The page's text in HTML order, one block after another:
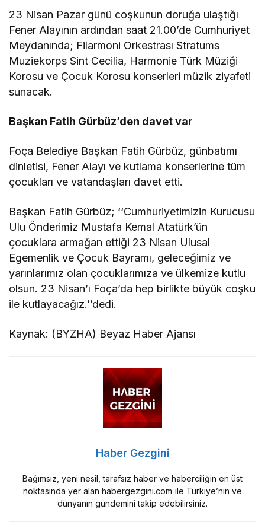
23 Nisan Pazar günü coşkunun doruğa ulaştığı
Fener Alayının ardından saat 21.00’de Cumhuriyet
Meydanında; Filarmoni Orkestrası Stratums
Muziekorps Sint Cecilia, Harmonie Türk Müziği
Korosu ve Çocuk Korosu konserleri müzik ziyafeti
sunacak.
Başkan Fatih Gürbüz’den davet var
Foça Belediye Başkan Fatih Gürbüz, günbatımı
dinletisi, Fener Alayı ve kutlama konserlerine tüm
çocukları ve vatandaşları davet etti.
Başkan Fatih Gürbüz; ‘‘Cumhuriyetimizin Kurucusu
Ulu Önderimiz Mustafa Kemal Atatürk’ün
çocuklara armağan ettiği 23 Nisan Ulusal
Egemenlik ve Çocuk Bayramı, geleceğimiz ve
yarınlarımız olan çocuklarımıza ve ülkemize kutlu
olsun. 23 Nisan’ı Foça’da hep birlikte büyük coşku
ile kutlayacağız.’’dedi.
Kaynak: (BYZHA) Beyaz Haber Ajansı
Haber Gezgini
Bağımsız, yeni nesil, tarafsız haber ve haberciliğin en üst
noktasında yer alan habergezgini.com ile Türkiye’nin ve
dünyanın gündemini takip edebilirsiniz.